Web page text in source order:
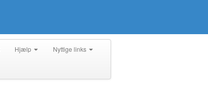
Hjælp Nyttige links